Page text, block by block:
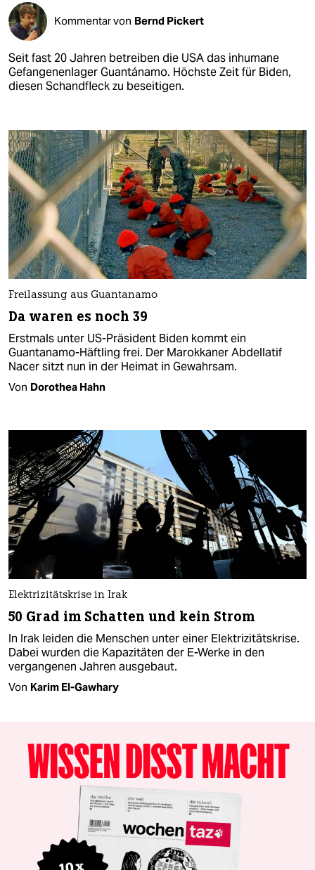
Kommentar von Bernd Pickert
Seit fast 20 Jahren betreiben die USA das inhumane
Gefangenenlager Guantánamo. Höchste Zeit für Biden,
diesen Schandfleck zu beseitigen.
Freilassung aus Guantanamo
Da waren es noch 39
Erstmals unter US-Präsident Biden kommt ein
Guantanamo-Häftling frei. Der Marokkaner Abdellatif
Nacer sitzt nun in der Heimat in Gewahrsam.
Von Dorothea Hahn
Elektrizitätskrise in Irak
50 Grad im Schatten und kein Strom
In Irak leiden die Menschen unter einer Elektrizitätskrise.
Dabei wurden die Kapazitäten der E-Werke in den
vergangenen Jahren ausgebaut.
Von Karim El-Gawhary